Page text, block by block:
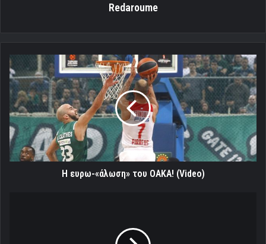
Redaroume
Η
ευρω-«άλωση»
του
ΟΑΚΑ!
(Video)
Η ευρω-«άλωση» του ΟΑΚΑ! (Video)